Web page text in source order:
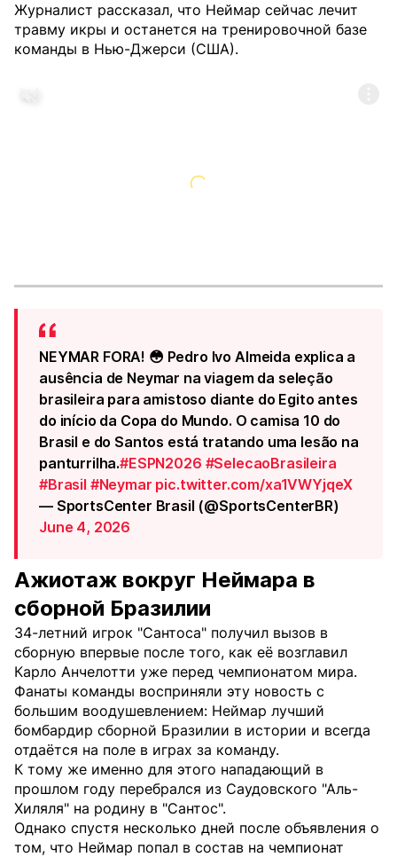
Журналист рассказал, что Неймар сейчас лечит
травму икры и останется на тренировочной базе
команды в Нью-Джерси (США).
NEYMAR FORA! 😳 Pedro Ivo Almeida explica a
ausência de Neymar na viagem da seleção
brasileira para amistoso diante do Egito antes
do início da Copa do Mundo. O camisa 10 do
Brasil e do Santos está tratando uma lesão na
panturrilha.#ESPN2026 #SelecaoBrasileira
#Brasil #Neymar pic.twitter.com/xa1VWYjqeX
— SportsCenter Brasil (@SportsCenterBR)
June 4, 2026
Ажиотаж вокруг Неймара в
сборной Бразилии
34-летний игрок "Сантоса" получил вызов в
сборную впервые после того, как её возглавил
Карло Анчелотти уже перед чемпионатом мира.
Фанаты команды восприняли эту новость с
большим воодушевлением: Неймар лучший
бомбардир сборной Бразилии в истории и всегда
отдаётся на поле в играх за команду.
К тому же именно для этого нападающий в
прошлом году перебрался из Саудовского "Аль-
Хиляля" на родину в "Сантос".
Однако спустя несколько дней после объявления о
том, что Неймар попал в состав на чемпионат